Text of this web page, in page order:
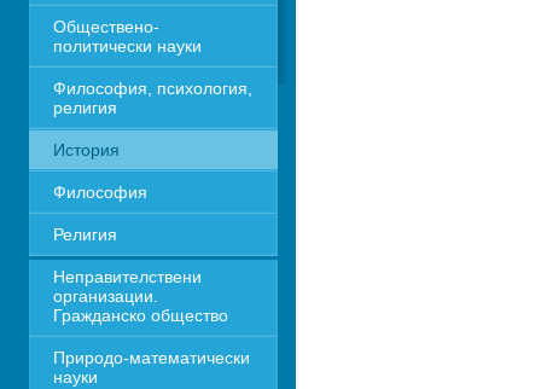
Обществено-
политически науки
Философия, психология,
религия
История
Философия
Религия
Неправителствени
организации.
Гражданско общество
Природо-математически
науки